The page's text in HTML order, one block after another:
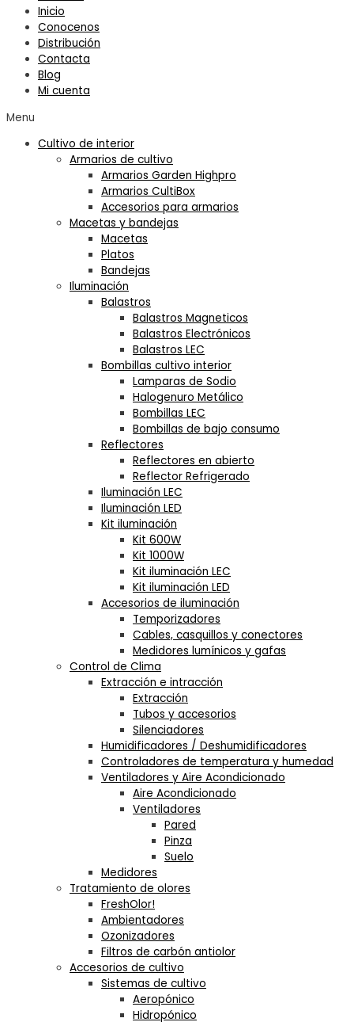
Inicio
Conocenos
Distribución
Contacta
Blog
Mi cuenta
Menu
Cultivo de interior
Armarios de cultivo
Armarios Garden Highpro
Armarios CultiBox
Accesorios para armarios
Macetas y bandejas
Macetas
Platos
Bandejas
Iluminación
Balastros
Balastros Magneticos
Balastros Electrónicos
Balastros LEC
Bombillas cultivo interior
Lamparas de Sodio
Halogenuro Metálico
Bombillas LEC
Bombillas de bajo consumo
Reflectores
Reflectores en abierto
Reflector Refrigerado
Iluminación LEC
Iluminación LED
Kit iluminación
Kit 600W
Kit 1000W
Kit iluminación LEC
Kit iluminación LED
Accesorios de iluminación
Temporizadores
Cables, casquillos y conectores
Medidores lumínicos y gafas
Control de Clima
Extracción e intracción
Extracción
Tubos y accesorios
Silenciadores
Humidificadores / Deshumidificadores
Controladores de temperatura y humedad
Ventiladores y Aire Acondicionado
Aire Acondicionado
Ventiladores
Pared
Pinza
Suelo
Medidores
Tratamiento de olores
FreshOlor!
Ambientadores
Ozonizadores
Filtros de carbón antiolor
Accesorios de cultivo
Sistemas de cultivo
Aeropónico
Hidropónico